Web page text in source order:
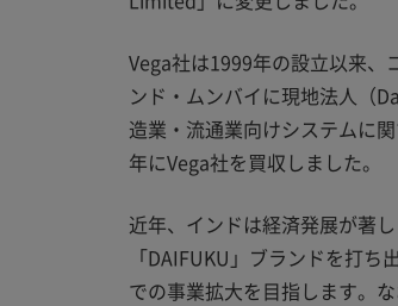
Vega社は1999年の設立以来、
ンド・ムンバイに現地法人（
造業・流通業向けシステムに
年にVega社を買収しました。
近年、インドは経済発展が著
「DAIFUKU」ブランドを打
での事業拡大を目指します。